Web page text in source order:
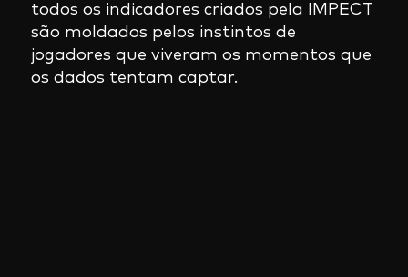
todos os indicadores criados pela IMPECT
são moldados pelos instintos de
jogadores que viveram os momentos que
os dados tentam captar.